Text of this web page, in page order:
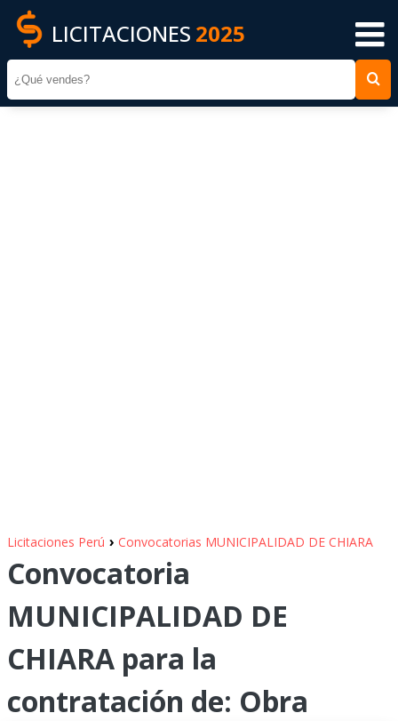
LICITACIONES 2025
Licitaciones Perú › Convocatorias MUNICIPALIDAD DE CHIARA
Convocatoria
MUNICIPALIDAD DE
CHIARA para la
contratación de: Obra